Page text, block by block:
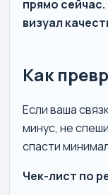
прямо
визуал
Как
Если ваша
минус, не
спасти
Чек-лист по